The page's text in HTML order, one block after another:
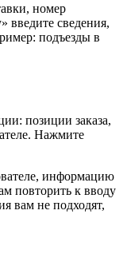
номер
введите сведения,
подъезды в
позиции заказа,
Нажмите
информацию
повторить к вводу
вам не подходят,